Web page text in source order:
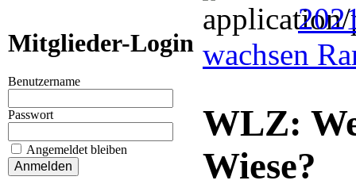
Mitglieder-Login
Benutzername
Passwort
Angemeldet bleiben
wachsen
WLZ:
Wiese?